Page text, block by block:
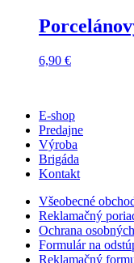
6,90 €
E-shop
Predajne
Výroba
Brigáda
Kontakt
Všeobecné
Reklamačný
Ochrana
Formulár na
Reklamačný